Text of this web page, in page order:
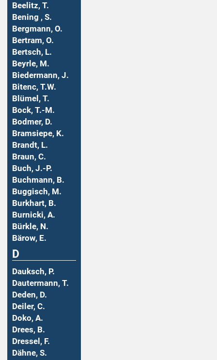
Beelitz, T.
Bening , S.
Bergmann, O.
Bertram, O.
Bertsch, L.
Beyrle, M.
Biedermann, J.
Bitenc, T.W.
Blümel, T.
Bock, T.-M.
Bodmer, D.
Bramsiepe, K.
Brandt, L.
Braun, C.
Buch, J.-P.
Buchmann, B.
Buggisch, M.
Burkhart, B.
Burnicki, A.
Bürkle, N.
Bärow, E.
D
Dauksch, P.
Dautermann, T.
Deden, D.
Deiler, C.
Doko, A.
Drees, B.
Dressel, F.
Dähne, S.